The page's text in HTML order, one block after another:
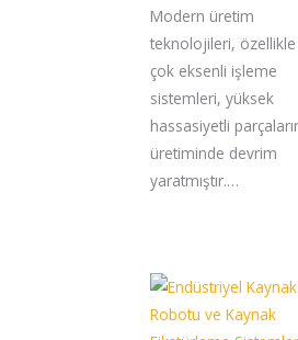
Modern üretim
teknolojileri, özellikle
çok eksenli işleme
sistemleri, yüksek
hassasiyetli
üretiminde devrim
yaratmıştır.…